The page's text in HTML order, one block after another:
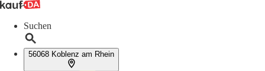
Suchen
56068 Koblenz am Rhein